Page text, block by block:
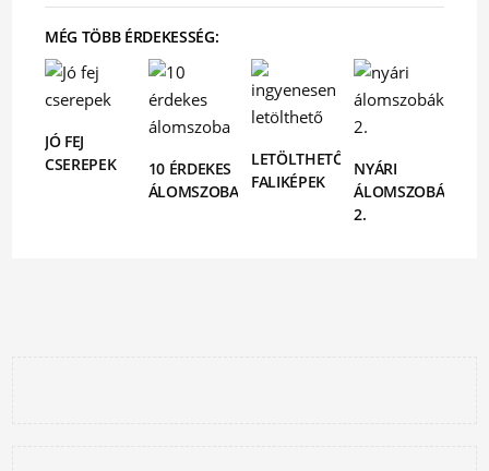
MÉG TÖBB ÉRDEKESSÉG:
JÓ FEJ
CSEREPEK
10 ÉRDEKES
ÁLOMSZOBA
LETÖLTHETŐ
FALIKÉPEK
NYÁRI
ÁLOMSZOBÁK
2.